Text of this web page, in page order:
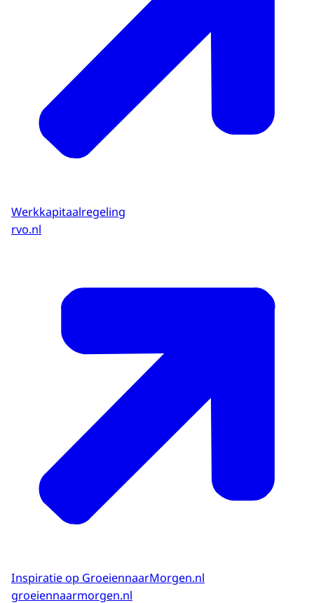
Werkkapitaalregeling
rvo.nl
Inspiratie op GroeiennaarMorgen.nl
groeiennaarmorgen.nl